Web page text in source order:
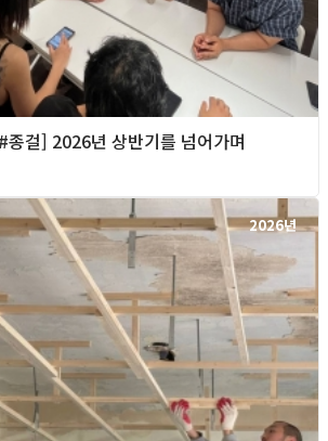
걸] 2026년 상반기를 넘어가며
2026년